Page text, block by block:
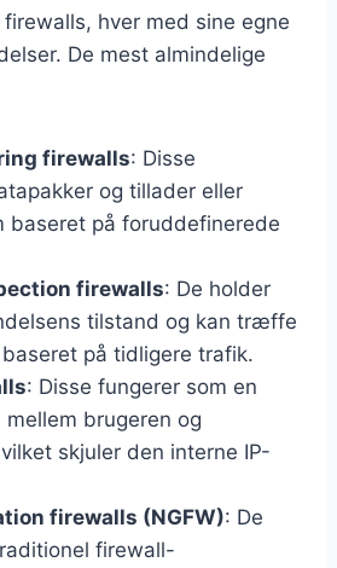
hver med sine egne
De mest almindelige
firewalls: Disse
og tillader eller
baseret på foruddefinerede
firewalls: De holder
tilstand og kan træffe
på tidligere trafik.
: Disse fungerer som en
mellem brugeren og
skjuler den interne IP-
firewalls (NGFW): De
firewall-